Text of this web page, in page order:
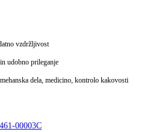
vzdržljivost
udobno prileganje
dela, medicino, kontrolo kakovosti
00003C